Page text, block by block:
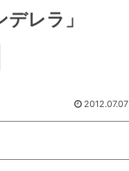
レラ」
2012.07.07